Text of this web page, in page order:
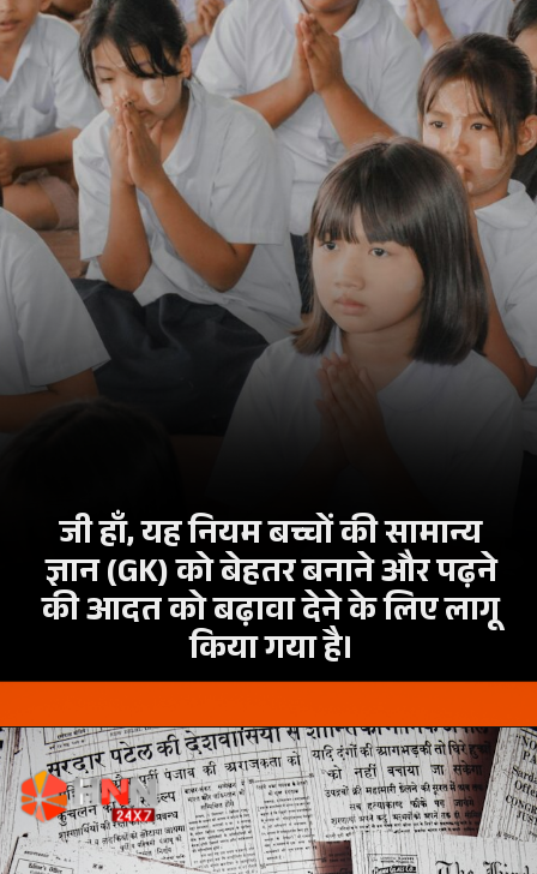
जी हाँ, यह नियम बच्चों की सामान्य
ज्ञान (GK) को बेहतर बनाने और पढ़ने
की आदत को बढ़ावा देने के लिए लागू